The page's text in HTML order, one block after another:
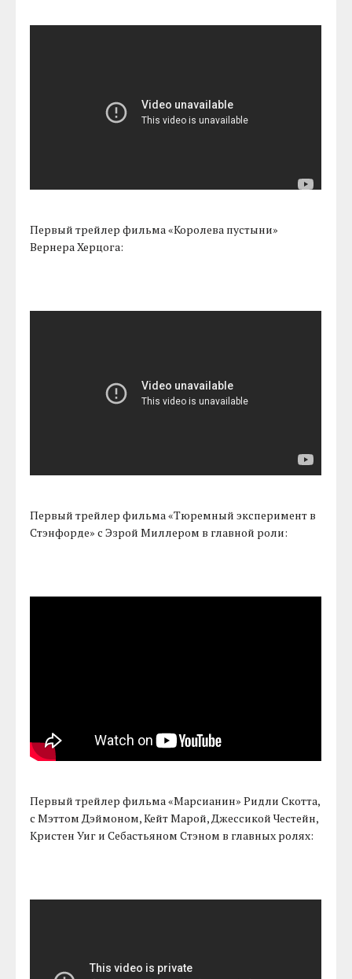
Первый трейлер фильма «Королева пустыни»
Вернера Херцога:
Первый трейлер фильма «Тюремный эксперимент в
Стэнфорде» с Эзрой Миллером в главной роли:
Первый трейлер фильма «Марсианин» Ридли Скотта,
с Мэттом Дэймоном, Кейт Марой, Джессикой Честейн,
Кристен Уиг и Себастьяном Стэном в главных ролях: